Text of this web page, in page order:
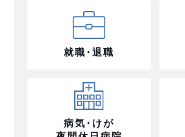
就職･退職
病気･けが